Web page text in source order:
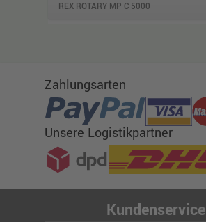
REX ROTARY MP C 5000
Zahlungsarten
Unsere Logistikpartner
Kundenservice